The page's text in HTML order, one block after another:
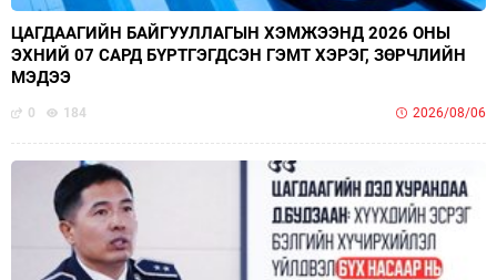
ЦАГДААГИЙН БАЙГУУЛЛАГЫН ХЭМЖЭЭНД 2026 ОНЫ
ЭХНИЙ 07 САРД БҮРТГЭГДСЭН ГЭМТ ХЭРЭГ, ЗӨРЧЛИЙН
МЭДЭЭ
0 184 2026/08/06